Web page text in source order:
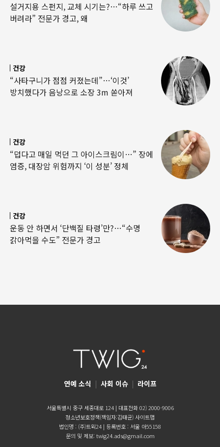
설거지용 스펀지, 교체 시기는?…“하루 쓰고
버려라” 전문가 경고, 왜
건강
“사타구니가 점점 커졌는데”…‘이것’
방치했다가 음낭으로 소장 3m 쏟아져
건강
“덥다고 매일 먹던 그 아이스크림이…” 장에
염증, 대장암 위험까지 ‘이 성분’ 정체
건강
운동 안 하면서 ‘단백질 타령’만?…“수명
갉아먹을 수도” 전문가 경고
연예 소식 | 사회 이슈 | 라이프
서울특별시 중구 세종대로 124 | 대표전화 02) 2000-9006
청소년보호정책(책임자:김태균)사이트맵
법인명 : (주)트윅24 | 등록번호 : 서울 아55158
문의 및 제보: twig24.ads@gmail.com